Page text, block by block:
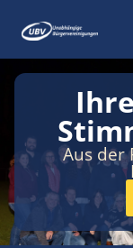
Aus der